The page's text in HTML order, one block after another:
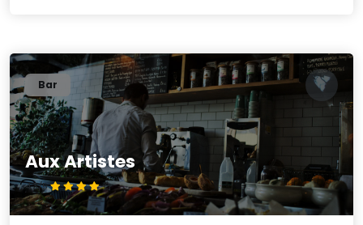
Aux Artistes
4.3/5
Bar